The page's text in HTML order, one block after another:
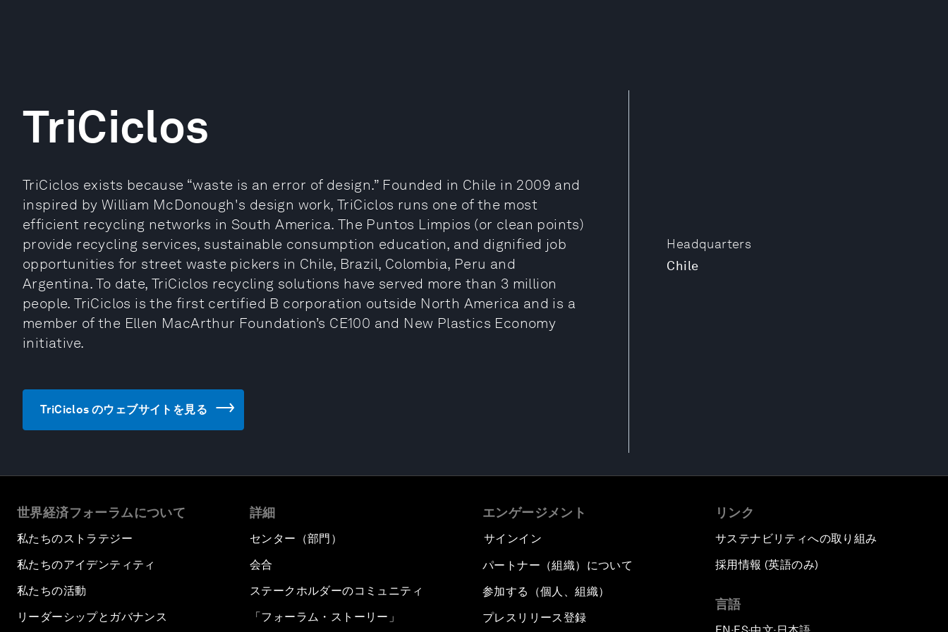
Headquarters
Chile
TriCiclos
TriCiclos exists because “waste is an error of design.” Founded in Chile in 2009 and
inspired by William McDonough's design work, TriCiclos runs one of the most
efficient recycling networks in South America. The Puntos Limpios (or clean points)
provide recycling services, sustainable consumption education, and dignified job
opportunities for street waste pickers in Chile, Brazil, Colombia, Peru and
Argentina. To date, TriCiclos recycling solutions have served more than 3 million
people. TriCiclos is the first certified B corporation outside North America and is a
member of the Ellen MacArthur Foundation’s CE100 and New Plastics Economy
initiative.
TriCiclos のウェブサイトを見る
世界経済フォーラムについて
私たちのストラテジー
私たちのアイデンティティ
私たちの活動
リーダーシップとガバナンス
詳細
センター（部門）
会合
ステークホルダーのコミュニティ
「フォーラム・ストーリー」
エンゲージメント
サインイン
パートナー（組織）について
参加する（個人、組織）
プレスリリース登録
リンク
サステナビリティへの取り組み
採用情報 (英語のみ)
言語
▪ ▪ ▪